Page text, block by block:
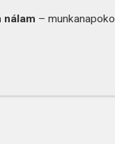
nálam –